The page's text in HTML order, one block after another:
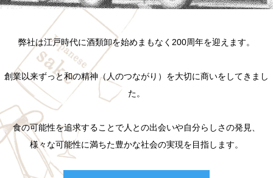
弊社は江戸時代に酒類卸を始め まもなく200周年を迎えます。
創業以来ずっと和の精神（人のつながり）を大切に商いをしてきまし
た。
食の可能性を追求することで人との出会いや自分らしさの発見、
様々な可能性に満ちた豊かな社会の実現を目指します。